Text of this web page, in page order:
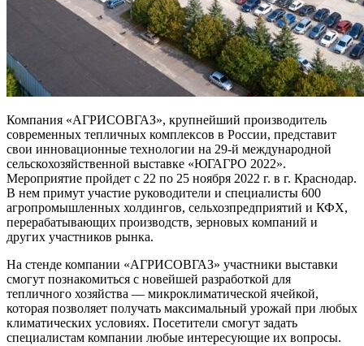
Компания «АГРИСОВГАЗ», крупнейший производитель
современных тепличных комплексов в России, представит
свои инновационные технологии на 29-й международной
сельскохозяйственной выставке «ЮГАГРО 2022».
Мероприятие пройдет с 22 по 25 ноября 2022 г. в г. Краснодар.
В нем примут участие руководители и специалисты 600
агропромышленных холдингов, сельхозпредприятий и КФХ,
перерабатывающих производств, зерновых компаний и
других участников рынка.
На стенде компании «АГРИСОВГАЗ» участники выставки
смогут познакомиться с новейшей разработкой для
тепличного хозяйства — микроклиматической ячейкой,
которая позволяет получать максимальный урожай при любых
климатических условиях. Посетители смогут задать
специалистам компании любые интересующие их вопросы.